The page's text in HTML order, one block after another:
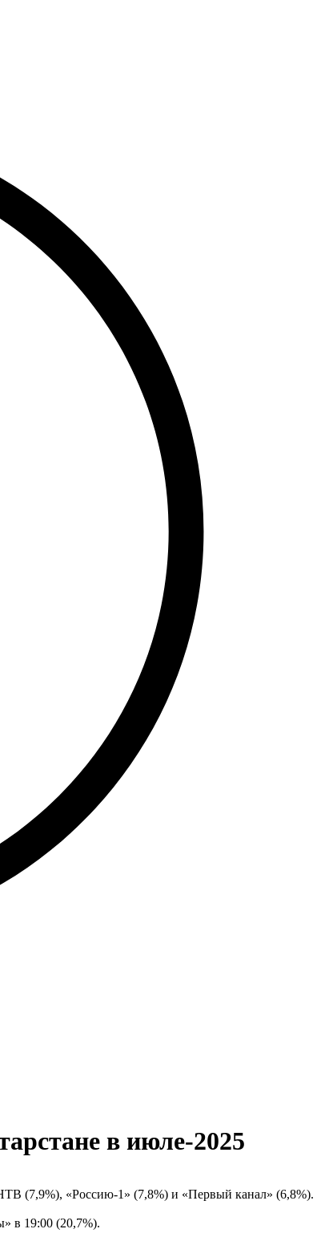
в июле-2025
(7,9%), «Россию-1» (7,8%) и «Первый канал» (6,8%).
в 19:00 (20,7%).